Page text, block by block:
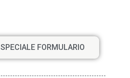
SPECIALE FORMULARIO